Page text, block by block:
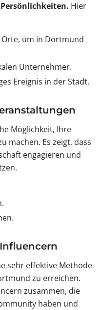
Hier
um in Dortmund
Unternehmer.
Ereignis in der Stadt.
Möglichkeit, Ihre
machen. Es zeigt, dass
engagieren und
sehr effektive Methode
zu erreichen.
zusammen, die
haben und